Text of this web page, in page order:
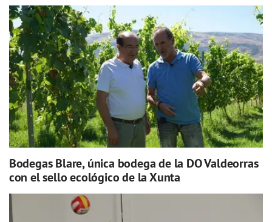
Bodegas Blare, única bodega de la DO Valdeorras
con el sello ecológico de la Xunta